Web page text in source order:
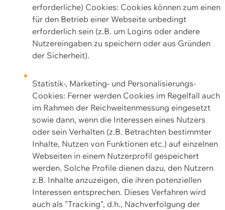
erforderliche) Cookies: Cookies können zum einen
für den Betrieb einer Webseite unbedingt
erforderlich sein (z.B. um Logins oder andere
Nutzereingaben zu speichern oder aus Gründen
der Sicherheit).
Statistik-, Marketing- und Personalisierungs-
Cookies: Ferner werden Cookies im Regelfall auch
im Rahmen der Reichweitenmessung eingesetzt
sowie dann, wenn die Interessen eines Nutzers
oder sein Verhalten (z.B. Betrachten bestimmter
Inhalte, Nutzen von Funktionen etc.) auf einzelnen
Webseiten in einem Nutzerprofil gespeichert
werden. Solche Profile dienen dazu, den Nutzern
z.B. Inhalte anzuzeigen, die ihren potenziellen
Interessen entsprechen. Dieses Verfahren wird
auch als "Tracking", d.h., Nachverfolgung der